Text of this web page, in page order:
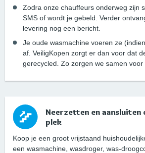
Zodra onze chauffeurs onderweg zijn
SMS of wordt je gebeld. Verder
levering nog een bericht.
Je oude wasmachine voeren ze
af. VeiligKopen zorgt er dan voor dat
gerecycled. Zo zorgen we samen
Neerzetten en aansluiten
plek
Koop je een groot vrijstaand
een wasmachine, wasdroger, was-